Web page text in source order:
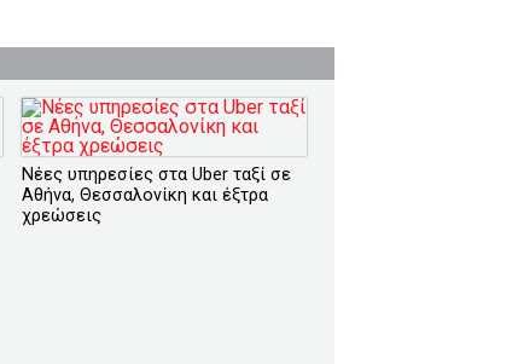
Νέες υπηρεσίες στα Uber ταξί σε
Αθήνα, Θεσσαλονίκη και έξτρα
χρεώσεις